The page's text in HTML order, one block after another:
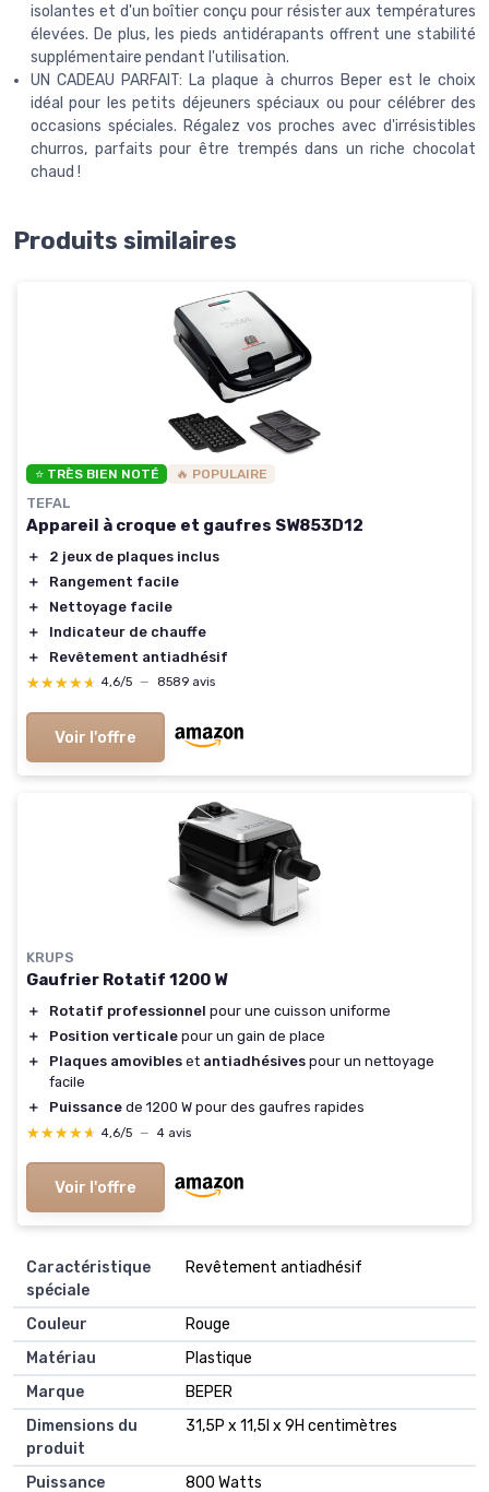
isolantes et d'un boîtier conçu pour résister aux températures
élevées. De plus, les pieds antidérapants offrent une stabilité
supplémentaire pendant l'utilisation.
UN CADEAU PARFAIT: La plaque à churros Beper est le choix
idéal pour les petits déjeuners spéciaux ou pour célébrer des
occasions spéciales. Régalez vos proches avec d'irrésistibles
churros, parfaits pour être trempés dans un riche chocolat
chaud !
Produits similaires
⭐ TRÈS BIEN NOTÉ 🔥 POPULAIRE
TEFAL
Appareil à croque et gaufres SW853D12
＋
2 jeux de plaques inclus
＋
Rangement facile
＋
Nettoyage facile
＋
Indicateur de chauffe
＋
Revêtement antiadhésif
★★★★★
★★★★★ 4,6/5 — 8589 avis
Voir l'offre
KRUPS
Gaufrier Rotatif 1200 W
＋ Rotatif professionnel pour une cuisson uniforme
＋
Position verticale pour un gain de place
＋
Plaques amovibles et antiadhésives pour un nettoyage
facile
＋
Puissance de 1200 W pour des gaufres rapides
★★★★★
★★★★★ 4,6/5 — 4 avis
Voir l'offre
Caractéristique
spéciale
Revêtement antiadhésif
Couleur
Rouge
Matériau
Plastique
Marque
BEPER
Dimensions du
produit
31,5P x 11,5l x 9H centimètres
Puissance 800 Watts